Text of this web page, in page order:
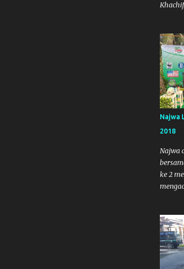
Juli
Najwa
2018
Najwa
ke 2
serta
Juara.